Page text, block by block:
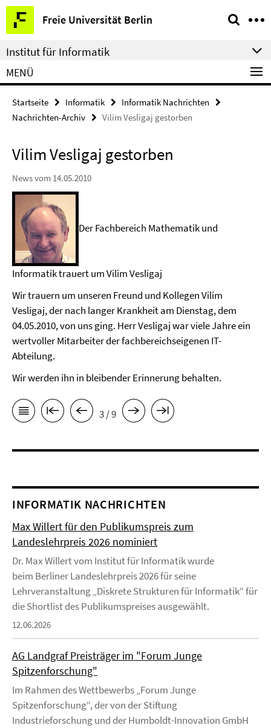
Springe
direkt
zu
Inhalt
Freie Universität Berlin
Service-
Navigation
Institut für Informatik
MENÜ
Startseite Informatik
Informatik Nachrichten
Nachrichten-Archiv
Vilim Vesligaj gestorben
Vilim Vesligaj gestorben
News vom 14.05.2010
Der Fachbereich Mathematik und
Informatik trauert um Vilim Vesligaj
Wir trauern um unseren Freund und Kollegen Vilim
Vesligaj, der nach langer Krankheit am Dienstag, dem
04.05.2010, von uns ging. Herr Vesligaj war viele Jahre ein
wertvoller Mitarbeiter der fachbereichseigenen IT-
Abteilung.
Wir werden ihn in bleibender Erinnerung behalten.
3 / 9
INFORMATIK NACHRICHTEN
Max Willert für den Publikumspreis zum
Landeslehrpreis 2026 nominiert
Dr. Max Willert vom Institut für Informatik wurde
beim Berliner Landeslehrpreis 2026 für seine
Lehrveranstaltung „Diskrete Strukturen für Informatik“ für
die Shortlist des Publikumspreises ausgewählt.
12.06.2026
AG Landgraf Preisträger im "Forum Junge
Spitzenforschung"
Im Rahmen des Wettbewerbs „Forum Junge
Spitzenforschung“, der von der Stiftung
Industrieforschung und der Humboldt-Innovation GmbH